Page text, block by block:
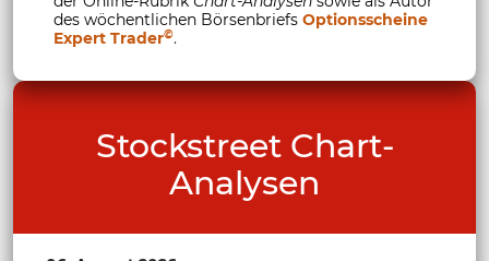
des wöchentlichen Börsenbriefs Optionsscheine
Expert Trader©.
Stockstreet Chart-
Analysen